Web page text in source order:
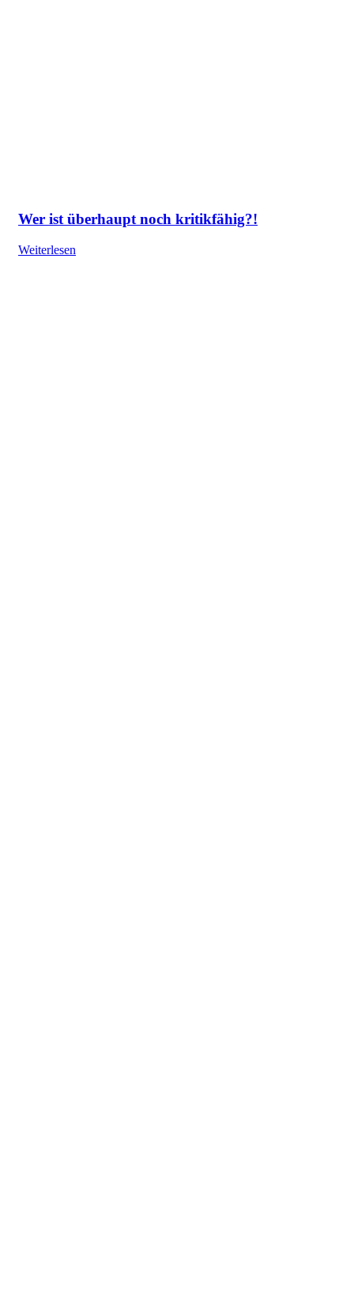
Wer ist überhaupt noch kritikfähig?!
Weiterlesen